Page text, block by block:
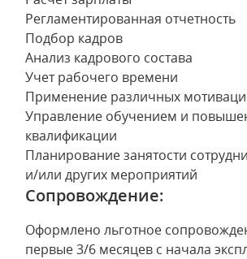
Регламентированная отчетность
Подбор кадров
Анализ кадрового состава
Учет рабочего времени
Применение различных
Управление обучением и
квалификации
Планирование занятости
и/или других мероприятий
Сопровождение:
Оформлено льготное
первые 3/6 месяцев с начала